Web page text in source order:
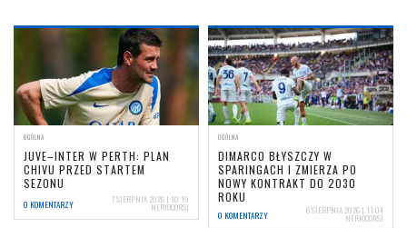
OGÓLNA
JUVE–INTER W PERTH: PLAN
CHIVU PRZED STARTEM
SEZONU
0 KOMENTARZY 7 SIERPNIA 2026 | 10:19
NERIOCORSI
OGÓLNA
DIMARCO BŁYSZCZY W
SPARINGACH I ZMIERZA PO
NOWY KONTRAKT DO 2030
ROKU
0 KOMENTARZY 6 SIERPNIA 2026 | 11:04
NERIOCORSI